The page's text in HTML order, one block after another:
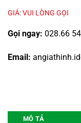
GIÁ: VUI LÒNG GỌI
Gọi ngay: 028.66
Email:
MÔ TẢ